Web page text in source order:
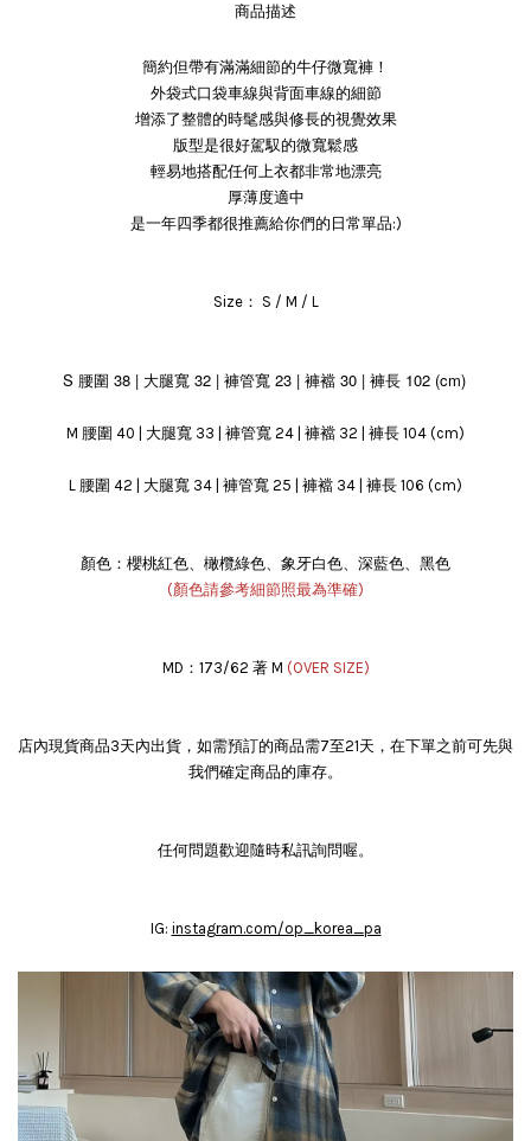
商品描述
簡約但帶有滿滿細節的牛仔微寬褲！
外袋式口袋車線與背面車線的細節
增添了整體的時髦感與修長的視覺效果
版型是很好駕馭的微寬鬆感
輕易地搭配任何上衣都非常地漂亮
厚薄度適中
是一年四季都很推薦給你們的日常單品:)
Size： S / M / L
S 腰圍 38 | 大腿寬 32 | 褲管寬 23 | 褲襠 30 | 褲長 102 (cm)
M 腰圍 40 | 大腿寬 33 | 褲管寬 24 | 褲襠 32 | 褲長 104 (cm)
L 腰圍 42 | 大腿寬 34 | 褲管寬 25 | 褲襠 34 | 褲長 106 (cm)
顏色：櫻桃紅色、橄欖綠色、象牙白色、深藍色、黑色
(顏色請參考細節照最為準確)
MD：173/62 著 M (OVER SIZE)
店內現貨商品3天內出貨，如需預訂的商品需7至21天，在下單之前可先與
我們確定商品的庫存。
任何問題歡迎隨時私訊詢問喔。
IG: instagram.com/op_korea_pa